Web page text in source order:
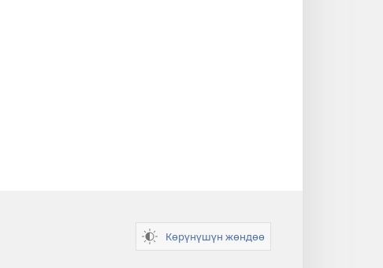
Көрүнүшүн жөндөө